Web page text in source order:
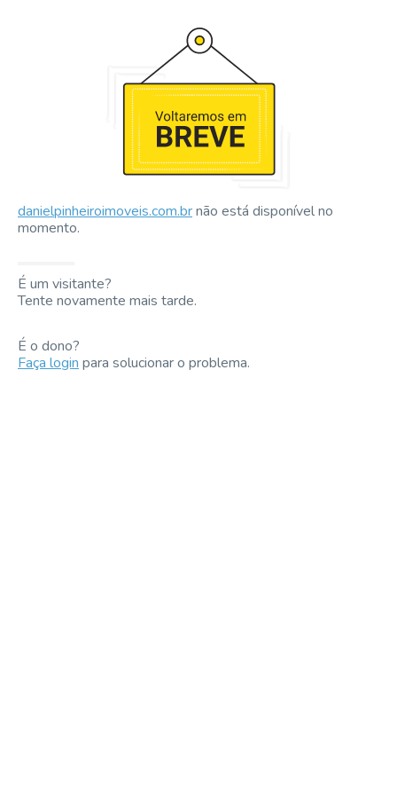
danielpinheiroimoveis.com.brnão está disponível no
momento.
É um visitante?
Tente novamente mais tarde.
É o dono?
Faça loginpara solucionar o problema.